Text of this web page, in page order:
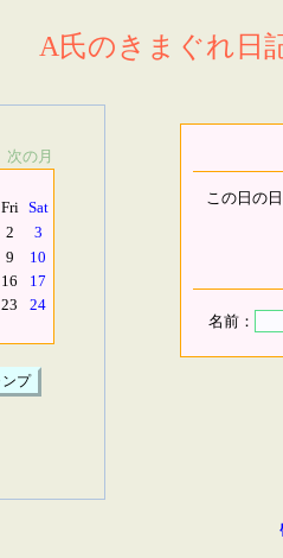
A氏のきまぐれ日
次の月
Fri Sat
2
3
9
10
16
17
23
24
この日の
名前：